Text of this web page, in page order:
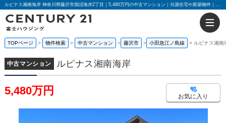
ルピナス湘南海岸 神奈川県藤沢市鵠沼海岸2丁目｜5,480万円の中古マンション｜分譲住宅や新築物件｜センチュリー21富士ハウジング
TOPページ 物件検索 中古マンション 藤沢市 小田急江ノ島線 ルピナス湘南
中古マンション ルピナス湘南海岸
5,480万円 お気に入り